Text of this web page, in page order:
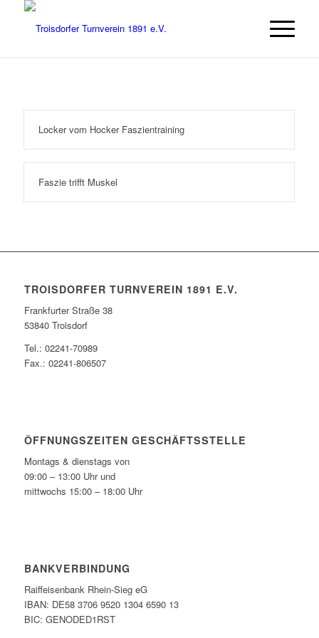
Locker vom Hocker Faszientraining
Faszie trifft Muskel
TROISDORFER TURNVEREIN 1891 E.V.
Frankfurter Straße 38
53840 Troisdorf
Tel.: 02241-70989
Fax.: 02241-806507
ÖFFNUNGSZEITEN GESCHÄFTSSTELLE
Montags & dienstags von
09:00 – 13:00 Uhr und
mittwochs 15:00 – 18:00 Uhr
BANKVERBINDUNG
Raiffeisenbank Rhein-Sieg eG
IBAN: DE58 3706 9520 1304 6590 13
BIC: GENODED1RST